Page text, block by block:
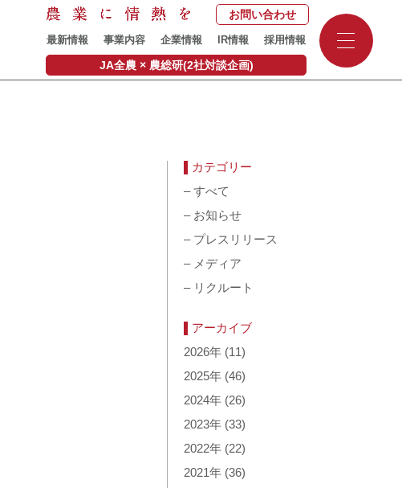
最新情報 事業内容 企業情報 IR情報 採用情報
お問い合わせ
JA全農 × 農総研(2社対談企画)
-
-
カテゴリー
–すべて
– お知らせ
– プレスリリース
– メディア
– リクルート
アーカイブ
2026年 (11)
2025年 (46)
2024年 (26)
2023年 (33)
2022年 (22)
2021年 (36)